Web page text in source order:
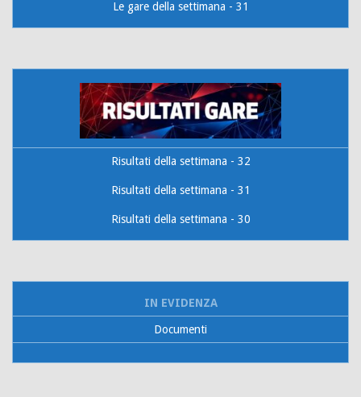
Le gare della settimana - 31
Risultati della settimana - 32
Risultati della settimana - 31
Risultati della settimana - 30
IN EVIDENZA
Documenti